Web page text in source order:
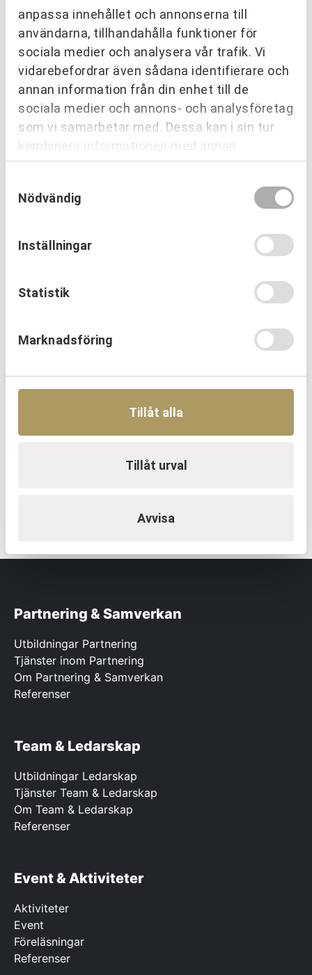
anpassa innehållet och annonserna till
användarna, tillhandahålla funktioner för
sociala medier och analysera vår trafik. Vi
vidarebefordrar även sådana identifierare och
annan information från din enhet till de
sociala medier och annons- och analysföretag
som vi samarbetar med. Dessa kan i sin tur
kombinera informationen med annan
information som du har tillhandahållit eller
som de har samlat in när du har använt deras
tjänster.
Nödvändig
Inställningar
Statistik
Marknadsföring
Tillåt alla
Tillåt urval
Avvisa
projekten blir allt mer komplexa?
organisationer över hela Sverige.
Partnering & Samverkan
Utbildningar Partnering
Tjänster inom Partnering
Om Partnering & Samverkan
Referenser
Team & Ledarskap
Utbildningar Ledarskap
Tjänster Team & Ledarskap
Om Team & Ledarskap
Referenser
Event & Aktiviteter
Aktiviteter
Event
Föreläsningar
Referenser